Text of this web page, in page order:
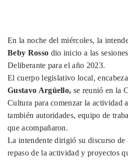
En la noche del miércoles, la
Beby Rosso dio inicio a las
Deliberante para el año 2023.
El cuerpo legislativo local,
Gustavo Argüello, se reunió en la
Cultura para comenzar la actividad
también autoridades, equipo de
que acompañaron.
La intendente dirigió su discurso de
repaso de la actividad y proyectos